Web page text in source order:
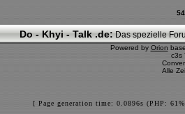
Do - Khyi - Talk .de: Das spezielle
Powered by Orion
c3s
Alle
[ Page generation time: 0.0896s (PHP: